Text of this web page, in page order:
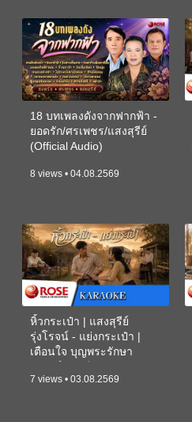
18 บทเพลงดังจากฟากฟ้า -
ยอดรัก/ศรเพชร/แสงสุรีย์
(Official Audio)
8 views • 04.08.2569
หิ้วกระเป๋า | แสงสุรีย์
รุ่งโรจน์ - แย่งกระเป๋า |
เตือนใจ บุญพระรักษา
7 views • 03.08.2569